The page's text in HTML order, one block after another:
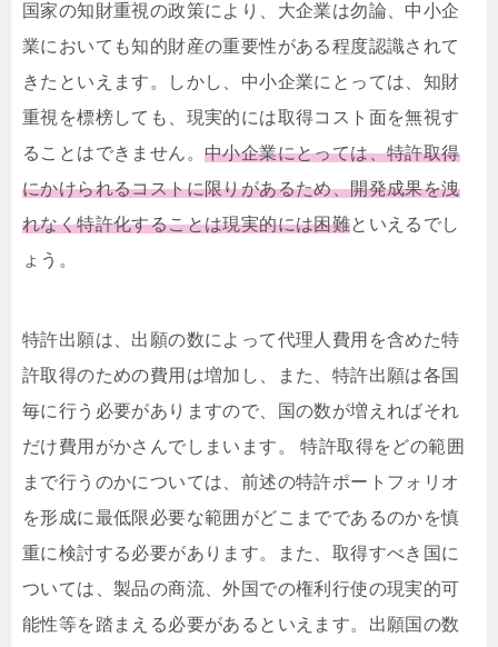
国家の知財重視の政策により、大企業は勿論、中小企
業においても知的財産の重要性がある程度認識されて
きたといえます。しかし、中小企業にとっては、知財
重視を標榜しても、現実的には取得コスト面を無視す
ることはできません。 中小企業にとっては、特許取得
にかけられるコストに限りがあるため、開発成果を洩
れなく特許化することは現実的には困難といえるでし
ょう。
特許出願は、出願の数によって代理人費用を含めた特
許取得のための費用は増加し、また、特許出願は各国
毎に行う必要がありますので、国の数が増えればそれ
だけ費用がかさんでしまいます。 特許取得をどの範囲
まで行うのかについては、前述の特許ポートフォリオ
を形成に最低限必要な範囲がどこまでであるのかを慎
重に検討する必要があります。また、取得すべき国に
ついては、製品の商流、外国での権利行使の現実的可
能性等を踏まえる必要があるといえます。出願国の数